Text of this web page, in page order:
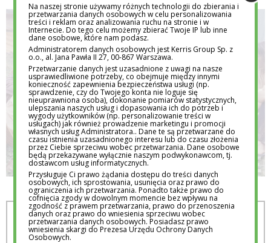
DOŁĄCZ DO NEWSLETTERA
Na naszej stronie używamy różnych technologii do zbierania i
przetwarzania danych osobowych w celu personalizowania
treści i reklam oraz analizowania ruchu na stronie i w
Internecie. Do tego celu możemy zbierać Twoje IP lub inne
dane osobowe, które nam podasz.
Administratorem danych osobowych jest Kerris Group Sp. z
o.o., al. Jana Pawła II 27, 00-867 Warszawa.
Przetwarzanie danych jest uzasadnione z uwagi na nasze
usprawiedliwione potrzeby, co obejmuje między innymi
konieczność zapewnienia bezpieczeństwa usługi (np.
sprawdzenie, czy do Twojego konta nie loguje się
nieuprawniona osoba), dokonanie pomiarów statystycznych,
ulepszania naszych usług i dopasowania ich do potrzeb i
wygody użytkowników (np. personalizowanie treści w
usługach) jak również prowadzenie marketingu i promocji
własnych usług Administratora.. Dane te są przetwarzane do
czasu istnienia uzasadnionego interesu lub do czasu złożenia
przez Ciebie sprzeciwu wobec przetwarzania. Dane osobowe
będą przekazywane wyłącznie naszym podwykonawcom, tj.
dostawcom usług informatycznych.
Przysługuje Ci prawo żądania dostępu do treści danych
osobowych, ich sprostowania, usunięcia oraz prawo do
ograniczenia ich przetwarzania. Ponadto także prawo do
cofnięcia zgody w dowolnym momencie bez wpływu na
zgodność z prawem przetwarzania, prawo do przenoszenia
danych oraz prawo do wniesienia sprzeciwu wobec
przetwarzania danych osobowych. Posiadasz prawo
wniesienia skargi do Prezesa Urzędu Ochrony Danych
Osobowych.